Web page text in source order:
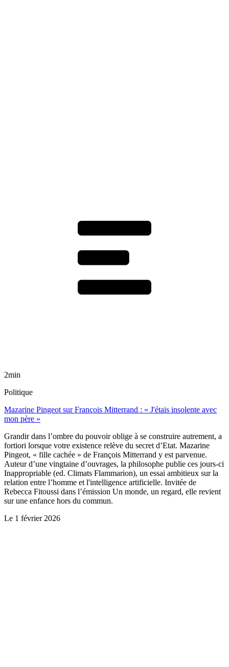
2min
Politique
Mazarine Pingeot sur François Mitterrand : « J'étais insolente avec
mon père »
Grandir dans l’ombre du pouvoir oblige à se construire autrement, a
fortiori lorsque votre existence relève du secret d’Etat. Mazarine
Pingeot, « fille cachée » de François Mitterrand y est parvenue.
Auteur d’une vingtaine d’ouvrages, la philosophe publie ces jours-ci
Inappropriable (ed. Climats Flammarion), un essai ambitieux sur la
relation entre l’homme et l'intelligence artificielle. Invitée de
Rebecca Fitoussi dans l’émission Un monde, un regard, elle revient
sur une enfance hors du commun.
Le 1 février 2026